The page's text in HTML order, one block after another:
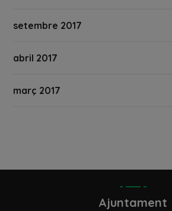
setembre 2017
abril 2017
març 2017
Ajuntament